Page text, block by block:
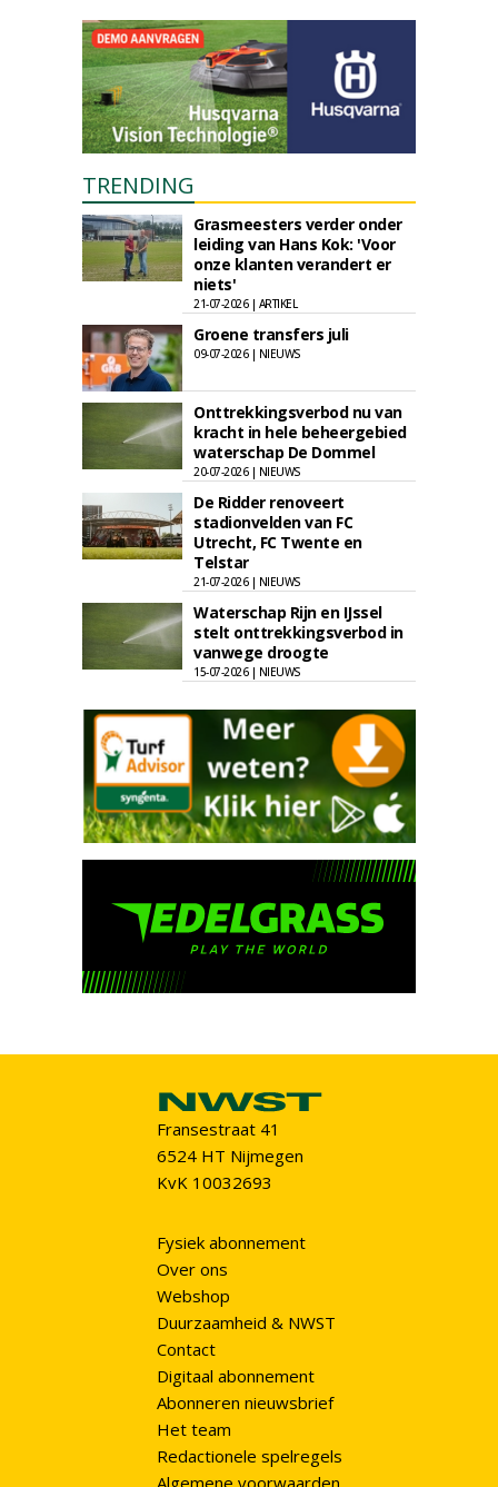
TRENDING
Grasmeesters verder onder
leiding van Hans Kok: 'Voor
onze klanten verandert er
niets'
21-07-2026 | ARTIKEL
Groene transfers juli
09-07-2026 | NIEUWS
Onttrekkingsverbod nu van
kracht in hele beheergebied
waterschap De Dommel
20-07-2026 | NIEUWS
De Ridder renoveert
stadionvelden van FC
Utrecht, FC Twente en
Telstar
21-07-2026 | NIEUWS
Waterschap Rijn en IJssel
stelt onttrekkingsverbod in
vanwege droogte
15-07-2026 | NIEUWS
Fransestraat 41
6524 HT Nijmegen
KvK 10032693
Fysiek abonnement
Over ons
Webshop
Duurzaamheid & NWST
Contact
Digitaal abonnement
Abonneren nieuwsbrief
Het team
Redactionele spelregels